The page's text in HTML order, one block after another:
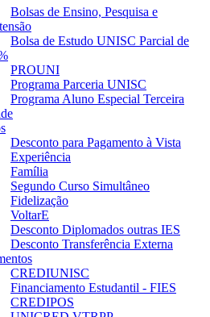
Bolsas de Ensino, Pesquisa e
Bolsa de Estudo UNISC Parcial de
PROUNI
Programa Parceria UNISC
Programa Aluno Especial Terceira
Desconto para Pagamento à Vista
Experiência
Família
Segundo Curso Simultâneo
Fidelização
VoltarE
Desconto Diplomados outras IES
Desconto Transferência Externa
CREDIUNISC
Financiamento Estudantil - FIES
CREDIPOS